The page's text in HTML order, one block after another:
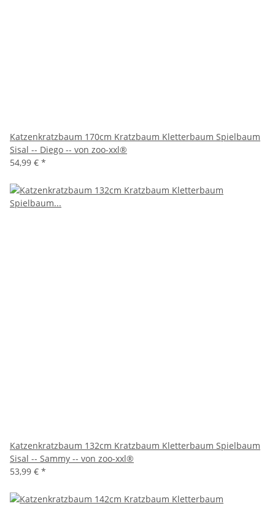
Katzenkratzbaum 170cm Kratzbaum Kletterbaum Spielbaum
Sisal -- Diego -- von zoo-xxl®
54,99 € *
Katzenkratzbaum 132cm Kratzbaum Kletterbaum Spielbaum
Sisal -- Sammy -- von zoo-xxl®
53,99 € *